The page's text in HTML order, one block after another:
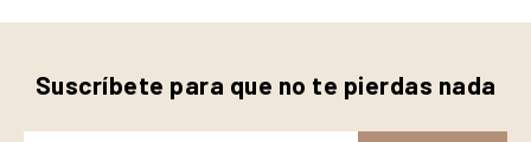
Suscríbete para que no te pierdas nada